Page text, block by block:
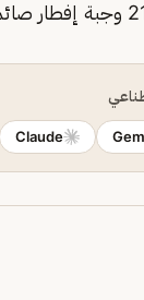
Claude